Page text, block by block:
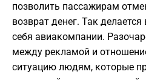
позволить пассажирам
возврат денег. Так
себя авиакомпании.
между рекламой и
ситуацию людям, которые